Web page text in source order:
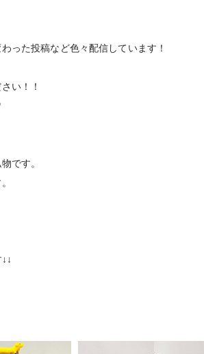
った投稿など色々配信しています！
い！！
です。